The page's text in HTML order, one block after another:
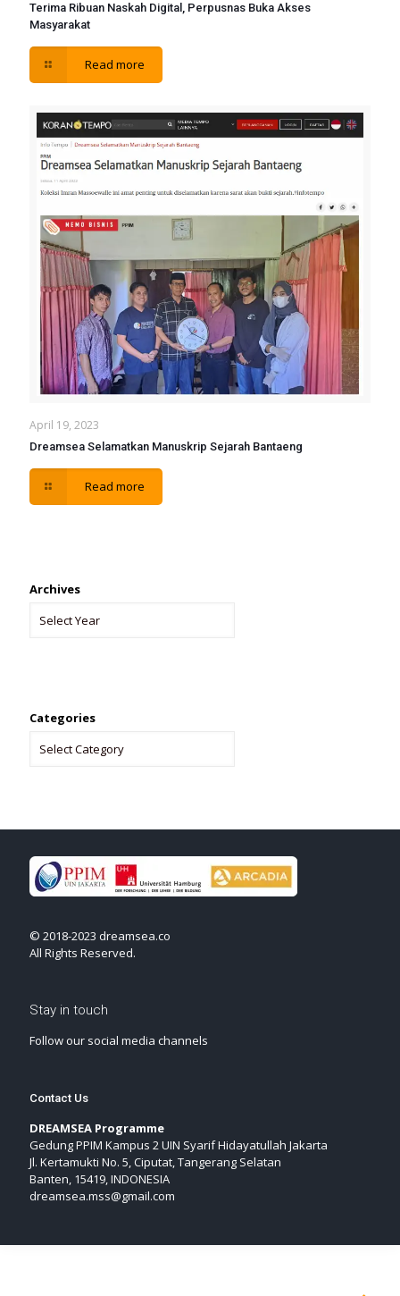
Terima Ribuan Naskah Digital, Perpusnas Buka Akses
Masyarakat
Read more
April 19, 2023
Dreamsea Selamatkan Manuskrip Sejarah Bantaeng
Read more
Archives
Categories
© 2018-2023 dreamsea.co
All Rights Reserved.
Stay in touch
Follow our social media channels
Contact Us
DREAMSEA Programme
Gedung PPIM Kampus 2 UIN Syarif Hidayatullah Jakarta
Jl. Kertamukti No. 5, Ciputat, Tangerang Selatan
Banten, 15419, INDONESIA
dreamsea.mss@gmail.com